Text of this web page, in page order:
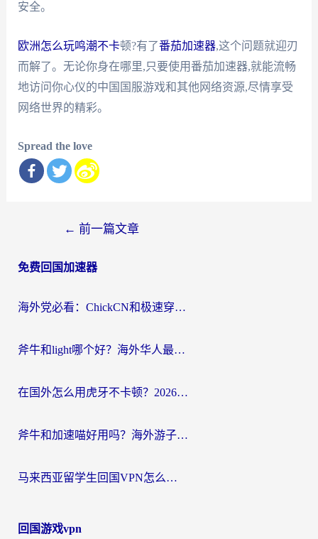
安全。
欧洲怎么玩鸣潮不卡顿?有了番茄加速器,这个问题就迎刃
而解了。无论你身在哪里,只要使用番茄加速器,就能流畅
地访问你心仪的中国国服游戏和其他网络资源,尽情享受
网络世界的精彩。
Spread the love
导
← 前一篇文章
免费回国加速器
海外党必看：ChickCN和极速穿梭VPN好用吗？3招教你选对回国加速器无缝刷国内资源
斧牛和light哪个好？海外华人最关心的回国加速器选择难题，一篇讲透
在国外怎么用虎牙不卡顿？2026海外华人亲测有效的回国加速器选择指南
斧牛和加速喵好用吗？海外游子的真实选择困境
马来西亚留学生回国VPN怎么选？3个避坑点+1款实测好用的加速器推荐
回国游戏vpn